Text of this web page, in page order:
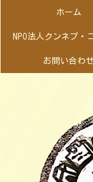
ホーム
お問い合わせ